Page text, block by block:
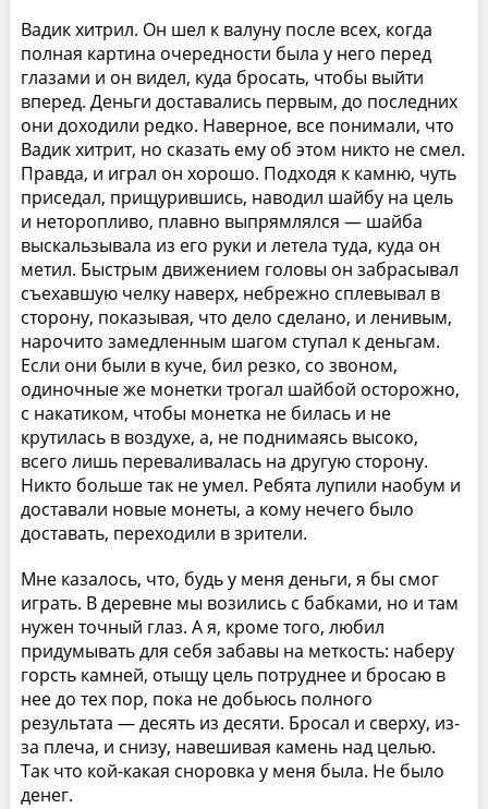
Вадик хитрил. Он шел к валуну после всех, когда
полная картина очередности была у него перед
глазами и он видел, куда бросать, чтобы выйти
вперед. Деньги доставались первым, до последних
они доходили редко. Наверное, все понимали, что
Вадик хитрит, но сказать ему об этом никто не смел.
Правда, и играл он хорошо. Подходя к камню, чуть
приседал, прищурившись, наводил шайбу на цель
и неторопливо, плавно выпрямлялся — шайба
выскальзывала из его руки и летела туда, куда он
метил. Быстрым движением головы он забрасывал
съехавшую челку наверх, небрежно сплевывал в
сторону, показывая, что дело сделано, и ленивым,
нарочито замедленным шагом ступал к деньгам.
Если они были в куче, бил резко, со звоном,
одиночные же монетки трогал шайбой осторожно,
с накатиком, чтобы монетка не билась и не
крутилась в воздухе, а, не поднимаясь высоко,
всего лишь переваливалась на другую сторону.
Никто больше так не умел. Ребята лупили наобум и
доставали новые монеты, а кому нечего было
доставать, переходили в зрители.
Мне казалось, что, будь у меня деньги, я бы смог
играть. В деревне мы возились с бабками, но и там
нужен точный глаз. А я, кроме того, любил
придумывать для себя забавы на меткость: наберу
горсть камней, отыщу цель потруднее и бросаю в
нее до тех пор, пока не добьюсь полного
результата — десять из десяти. Бросал и сверху, из-
за плеча, и снизу, навешивая камень над целью.
Так что кой-какая сноровка у меня была. Не было
денег.